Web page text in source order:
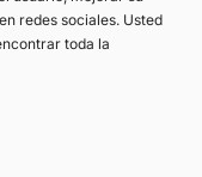
redes sociales. Usted
toda la
redes sociales. Usted
toda la
info@motoreto.com